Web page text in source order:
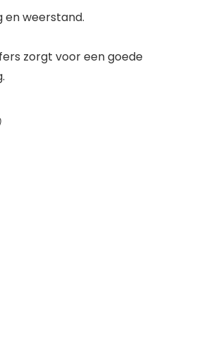
en weerstand.
zorgt voor een goede